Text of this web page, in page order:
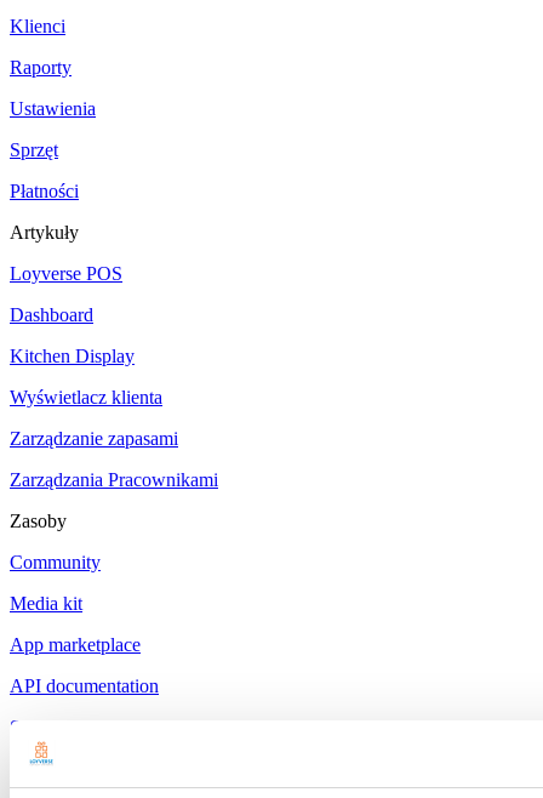
Klienci
Raporty
Ustawienia
Sprzęt
Płatności
Artykuły
Loyverse POS
Dashboard
Kitchen Display
Wyświetlacz klienta
Zarządzanie zapasami
Zarządzania Pracownikami
Zasoby
Community
Media kit
App marketplace
API documentation
Status